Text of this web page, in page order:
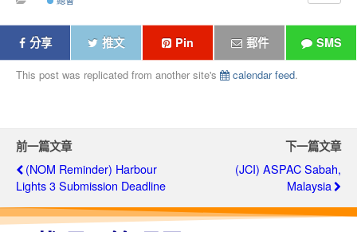
分享 推文 Pin 郵件 SMS
This post was replicated from another site's calendar feed.
前一篇文章
(NOM Reminder) Harbour
Lights 3 Submission Deadline
下一篇文章
(JCI) ASPAC Sabah,
Malaysia